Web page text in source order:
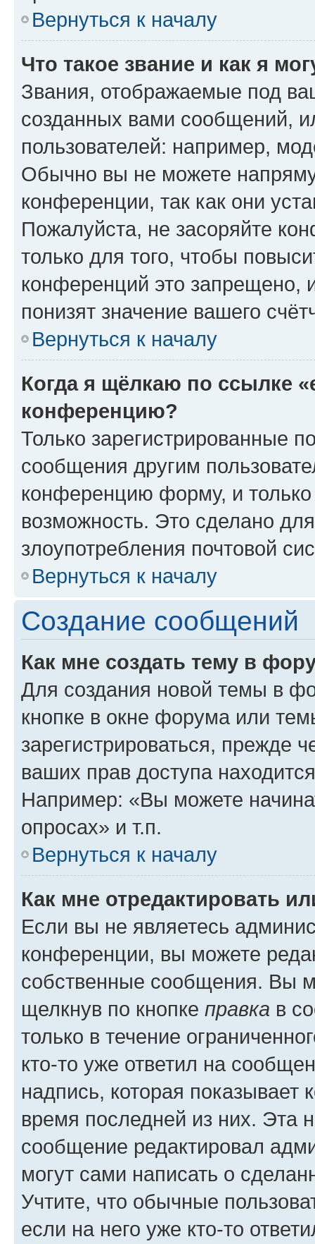
Вернуться к началу
Что такое звание и как я
Звания, отображаемые под
созданных вами сообщений,
пользователей: например,
Обычно вы не можете
конференции, так как они
Пожалуйста, не засоряйте
только для того, чтобы
конференций это запрещено,
понизят значение вашего
Вернуться к началу
Когда я щёлкаю по ссылке
конференцию?
Только зарегистрированные
сообщения другим
конференцию форму, и
возможность. Это сделано
злоупотребления почтовой
Вернуться к началу
Создание сообщений
Как мне создать тему в
Для создания новой темы в
кнопке в окне форума или
зарегистрироваться, прежде
ваших прав доступа
Например: «Вы можете
опросах» и т.п.
Вернуться к началу
Как мне отредактировать
Если вы не являетесь
конференции, вы можете
собственные сообщения. Вы
щелкнув по кнопке правка в
только в течение
кто-то уже ответил на
надпись, которая показывает
время последней из них. Эта
сообщение редактировал
могут сами написать о
Учтите, что обычные
если на него уже кто-то